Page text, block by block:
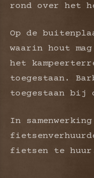
rond over het
Op de
waarin hout
het
toegestaan.
toegestaan bij
In
fietsen te